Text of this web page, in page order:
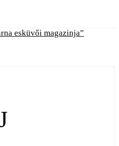
esküvői magazinja